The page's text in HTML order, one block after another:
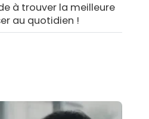
à trouver la meilleure
au quotidien !